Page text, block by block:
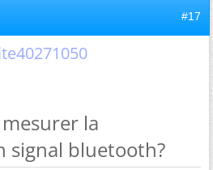
#17
la
signal bluetooth?